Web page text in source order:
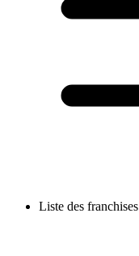
Liste des franchises